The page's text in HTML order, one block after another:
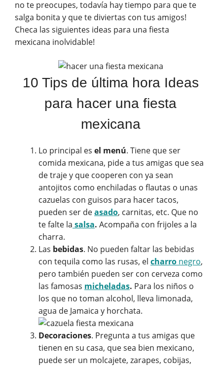
no te preocupes, todavía hay tiempo para que te
salga bonita y que te diviertas con tus amigos!
Checa las siguientes ideas para una fiesta
mexicana inolvidable!
10 Tips de última hora Ideas
para hacer una fiesta
mexicana
Lo principal es el menú. Tiene que ser
comida mexicana, pide a tus amigas que sea
de traje y que cooperen con ya sean
antojitos como enchiladas o flautas o unas
cazuelas con guisos para hacer tacos,
pueden ser deasado, carnitas, etc. Que no
te falte la salsa. Acompaña con frijoles a la
charra.
Las bebidas. No pueden faltar las bebidas
con tequila como las rusas, el charro negro,
pero también pueden ser con cerveza como
las famosas micheladas. Para los niños o
los que no toman alcohol, lleva limonada,
agua de Jamaica y horchata.
Decoraciones. Pregunta a tus amigas que
tienen en su casa, que sea bien mexicano,
puede ser un molcajete, zarapes, cobijas,